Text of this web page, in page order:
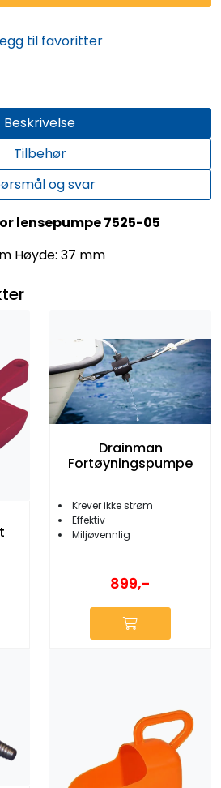
til favoritter
Beskrivelse
Tilbehør
og svar
lensepumpe 7525-05
Høyde: 37 mm
Drainman
Fortøyningspumpe
Krever ikke strøm
Effektiv
Miljøvennlig
899,-